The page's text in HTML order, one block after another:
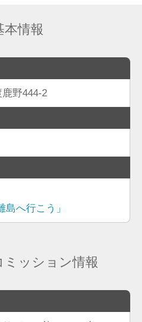
本情報
野444-2
へ行こう」
ミッション情報